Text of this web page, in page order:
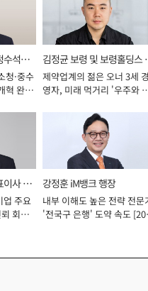
수석비
청·중수
혁 완수
김정균 보령 및 보령홀딩스
표이사 사장
제약업계의 젊은 오너 3세 경
영자, 미래 먹거리 '우주와
이사 사
업 주요
회복
강정훈 iM뱅크 행장
내부 이해도 높은 전략 전문
'전국구 은행' 도약 속도